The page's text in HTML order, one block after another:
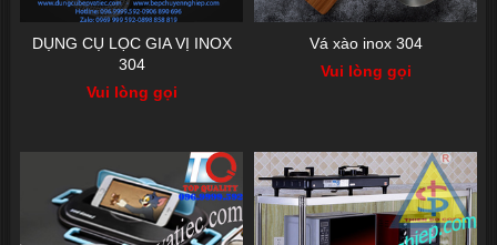
DỤNG CỤ LỌC GIA VỊ INOX
304
Vui lòng gọi
Vá xào inox 304
Vui lòng gọi